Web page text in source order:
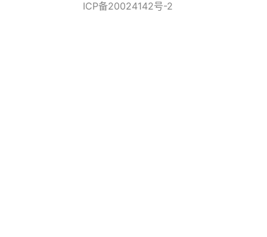
ICP备20024142号-2